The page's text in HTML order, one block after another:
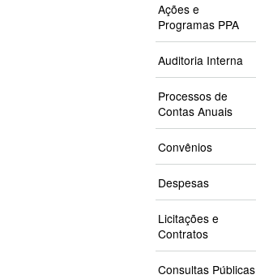
Ações e
Programas PPA
Auditoria Interna
Processos de
Contas Anuais
Convênios
Despesas
Licitações e
Contratos
Consultas Públicas